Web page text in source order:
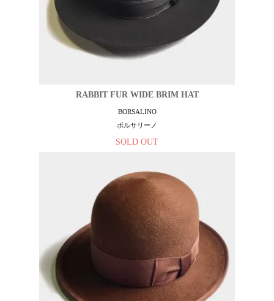
RABBIT FUR WIDE BRIM HAT
BORSALINO
ボルサリーノ
SOLD OUT